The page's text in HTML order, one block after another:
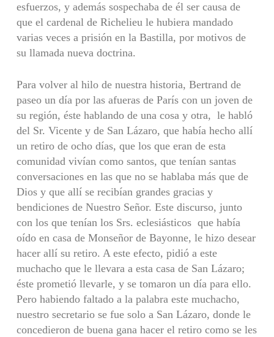
esfuerzos, y además sospechaba de él ser causa de
que el cardenal de Richelieu le hubiera mandado
varias veces a prisión en la Bastilla, por motivos de
su llamada nueva doctrina.
Para volver al hilo de nuestra historia, Bertrand de
paseo un día por las afueras de París con un joven de
su región, éste hablando de una cosa y otra, le habló
del Sr. Vicente y de San Lázaro, que había hecho allí
un retiro de ocho días, que los que eran de esta
comunidad vivían como santos, que tenían santas
conversaciones en las que no se hablaba más que de
Dios y que allí se recibían grandes gracias y
bendiciones de Nuestro Señor. Este discurso, junto
con los que tenían los Srs. eclesiásticos que había
oído en casa de Monseñor de Bayonne, le hizo desear
hacer allí su retiro. A este efecto, pidió a este
muchacho que le llevara a esta casa de San Lázaro;
éste prometió llevarle, y se tomaron un día para ello.
Pero habiendo faltado a la palabra este muchacho,
nuestro secretario se fue solo a San Lázaro, donde le
concedieron de buena gana hacer el retiro como se les